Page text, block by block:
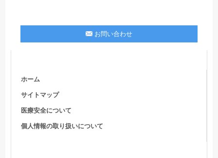
お問い合わせ
ホーム
サイトマップ
医療安全について
個人情報の取り扱いについて